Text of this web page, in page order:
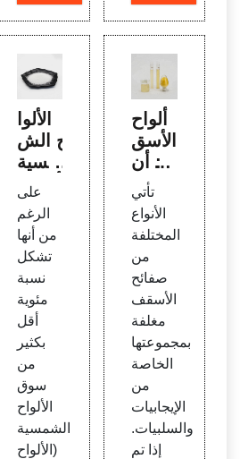
الألوا
ح الش
مسية
أحادية
البلورا
ت مق
ابل الأ
لواح ا
لشم
سية م
تعددة
البلورا
ت | E
nerg
ySag
e
على
الرغم
من أنها
تشكل
نسبة
مئوية
أقل
بكثير
من
سوق
الألواح
الشمسية
(الألواح
ألواح
الأسق
ف: أن
واعها
وتطب
يقاتها
يفها ف
ي قط
ر - ذ
ي إيك
ونومي
مز
تأتي
الأنواع
المختلفة
من
صفائح
الأسقف
مغلفة
بمجموعتها
الخاصة
من
الإيجابيات
والسلبيات.
إذا تم